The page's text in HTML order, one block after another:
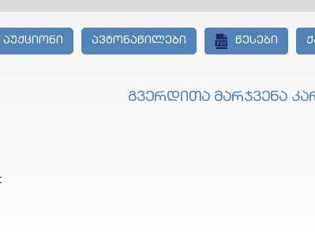
ავტონაწილები წესები
გვერდითა მარჯვენა